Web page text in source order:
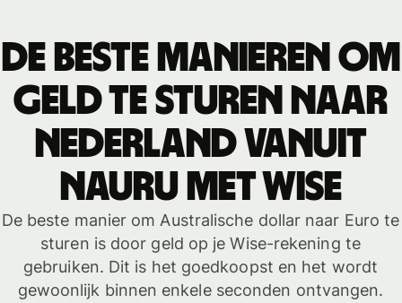
De beste manieren om
geld te sturen naar
Nederland vanuit
Nauru met WISE
De beste manier om Australische dollar naar Euro te
sturen is door geld op je Wise-rekening te
gebruiken. Dit is het goedkoopst en het wordt
gewoonlijk binnen enkele seconden ontvangen.